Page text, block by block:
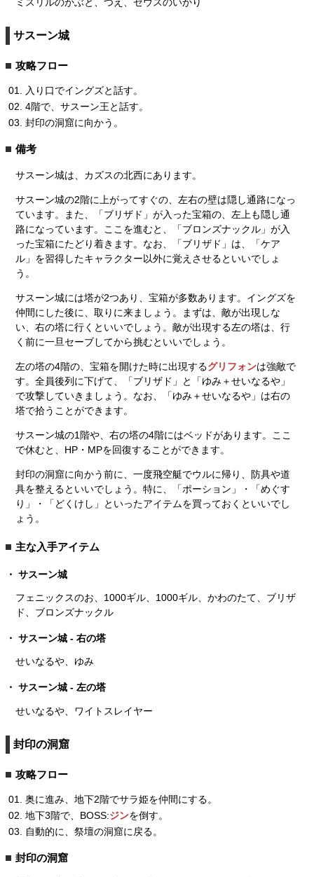
サスーン城
攻略フロー
入り口でイングズと話す。
4階で、サスーン王と話す。
封印の洞窟に向かう。
備考
サスーン城は、カズスの北西にあります。
サスーン城の2階に上がってすぐの、左右の壁は隠し通路になっ
ています。また、「ブリザド」が入った宝箱の、左上も隠し通
路になっています。ここを進むと、「ブロンズナックル」が入
った宝箱にたどり着きます。なお、「ブリザド」は、「ケア
ル」を習得したキャラクター以外に覚えさせるといいでしょ
う。
サスーン城には塔が2つあり、宝箱が多数あります。イングズを
仲間にした後に、取りに来ましょう。まずは、敵が出現しな
い、右の塔に行くといいでしょう。敵が出現する左の塔は、行
く前に一旦セーブしてから挑むといいでしょう。
左の塔の4階の、宝箱を開けた時に出現するグリフォンは強敵で
す。全員後列に下げて、「ブリザド」と「ゆみ＋せいなるや」
で攻撃していきましょう。なお、「ゆみ＋せいなるや」は右の
塔で拾うことができます。
サスーン城の1階や、右の塔の4階にはベッドがあります。ここ
で休むと、HP・MPを回復することができます。
封印の洞窟に向かう前に、一度飛空艇でウルに帰り、防具や道
具を整えるといいでしょう。特に、「ポーション」・「めぐす
り」・「どくけし」といったアイテムを買っておくといいでし
ょう。
主な入手アイテム
サスーン城
フェニックスのお、1000ギル、1000ギル、かわのたて、ブリザ
ド、ブロンズナックル
サスーン城 - 右の塔
せいなるや、ゆみ
サスーン城 - 左の塔
せいなるや、ワイトスレイヤー
封印の洞窟
攻略フロー
奥に進み、地下2階でサラ姫を仲間にする。
地下3階で、BOSS:ジンを倒す。
自動的に、祭壇の洞窟に戻る。
封印の洞窟